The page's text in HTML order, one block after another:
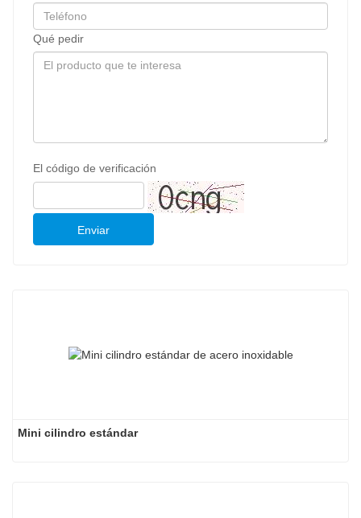
Qué pedir
El código de verificación
Enviar
Mini cilindro estándar